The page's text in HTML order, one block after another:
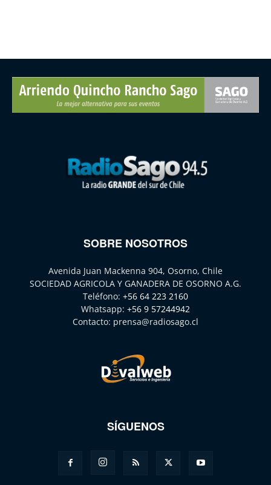
SOBRE NOSOTROS
Avenida Juan Mackenna 904, Osorno, Chile
SOCIEDAD AGRICOLA Y GANADERA DE OSORNO A.G.
Teléfono: +56 64 223 2160
Whatsapp: +56 9 57244942
Contacto: prensa@radiosago.cl
SÍGUENOS